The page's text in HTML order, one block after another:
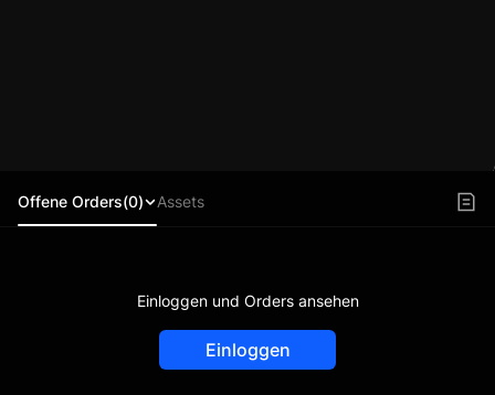
Offene Orders(0) Assets
Einloggen und Orders ansehen
Einloggen